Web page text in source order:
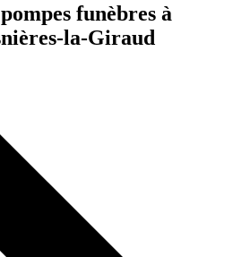
pompes funèbres à
la-Giraud